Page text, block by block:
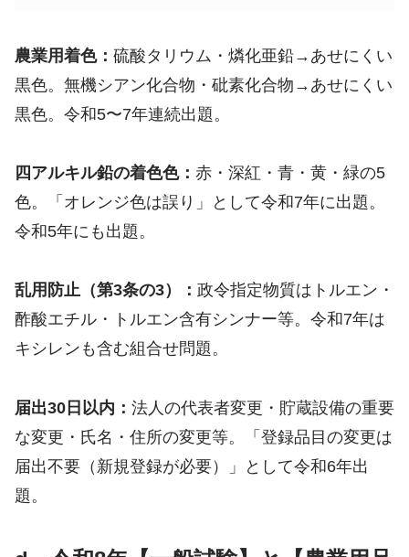
農業用着色： 硫酸タリウム・燐化亜鉛→あせにくい
黒色。無機シアン化合物・砒素化合物→あせにくい
黒色。令和5〜7年連続出題。
四アルキル鉛の着色色： 赤・深紅・青・黄・緑の5
色。「オレンジ色は誤り」として令和7年に出題。
令和5年にも出題。
乱用防止（第3条の3）： 政令指定物質はトルエン・
酢酸エチル・トルエン含有シンナー等。令和7年は
キシレンも含む組合せ問題。
届出30日以内： 法人の代表者変更・貯蔵設備の重要
な変更・氏名・住所の変更等。「登録品目の変更は
届出不要（新規登録が必要）」として令和6年出
題。